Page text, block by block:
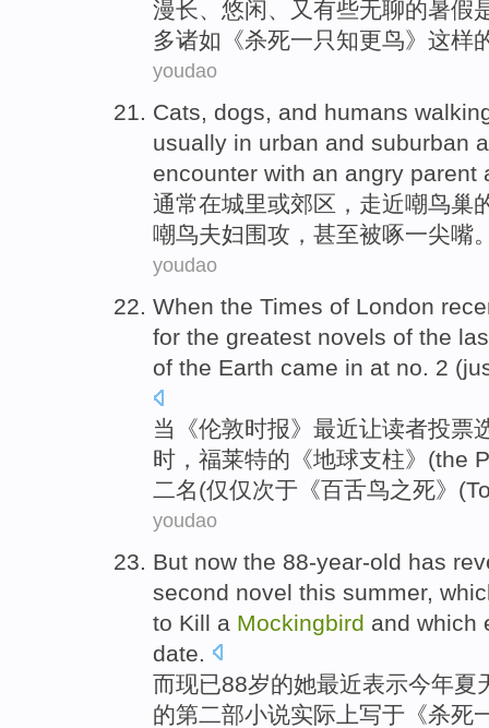
漫长、 悠闲、 又有些无聊的暑假
多诸如《杀死一只 知更鸟》这样
youdao
Cats, dogs, and humans
usually in urban and suburban
encounter with an angry parent
通常在城里或郊区 ， 走近嘲鸟巢
嘲鸟夫妇围攻， 甚至被啄一尖嘴
youdao
When the Times of London
for the greatest novels of the
of the Earth came in at no. 2 (
当 《伦敦时报》 最近让读者投票
时， 福莱特的 《地球支柱》(the
二名(仅仅次于 《百舌鸟之死》(
youdao
But now the 88-year-old has
second novel this summer,
to Kill a Mockingbird and which
date.
而现已88岁的她最近表示今年夏
的第二部小说实际上写于《杀死